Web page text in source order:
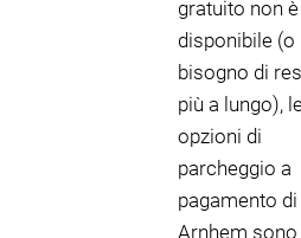
gratuito non è
disponibile (o
bisogno di
più a lungo),
opzioni di
parcheggio a
pagamento di
Arnhem sono